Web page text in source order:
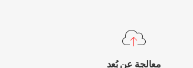
معالجة عن بُعد